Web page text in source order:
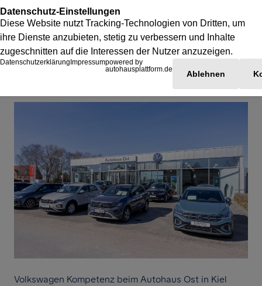
Volkswagen Kompetenz beim Autohaus Ost in Kiel